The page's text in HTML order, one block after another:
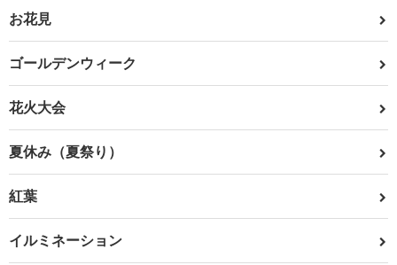
お花見
ゴールデンウィーク
花火大会
夏休み（夏祭り）
紅葉
イルミネーション